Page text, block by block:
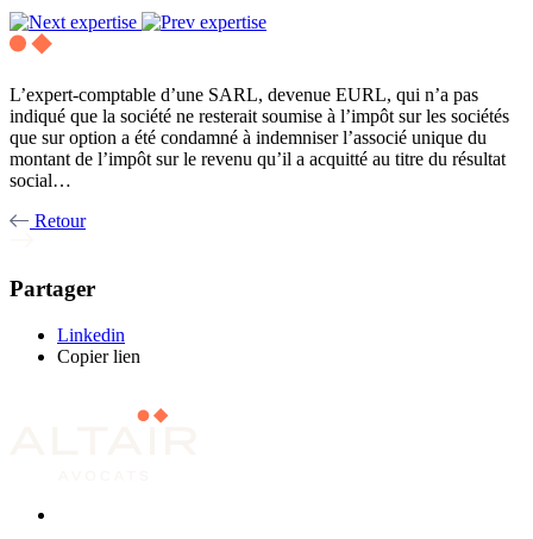
L’expert-comptable d’une SARL, devenue EURL, qui n’a pas
indiqué que la société ne resterait soumise à l’impôt sur les sociétés
que sur option a été condamné à indemniser l’associé unique du
montant de l’impôt sur le revenu qu’il a acquitté au titre du résultat
social…
Retour
Partager
Linkedin
Copier lien